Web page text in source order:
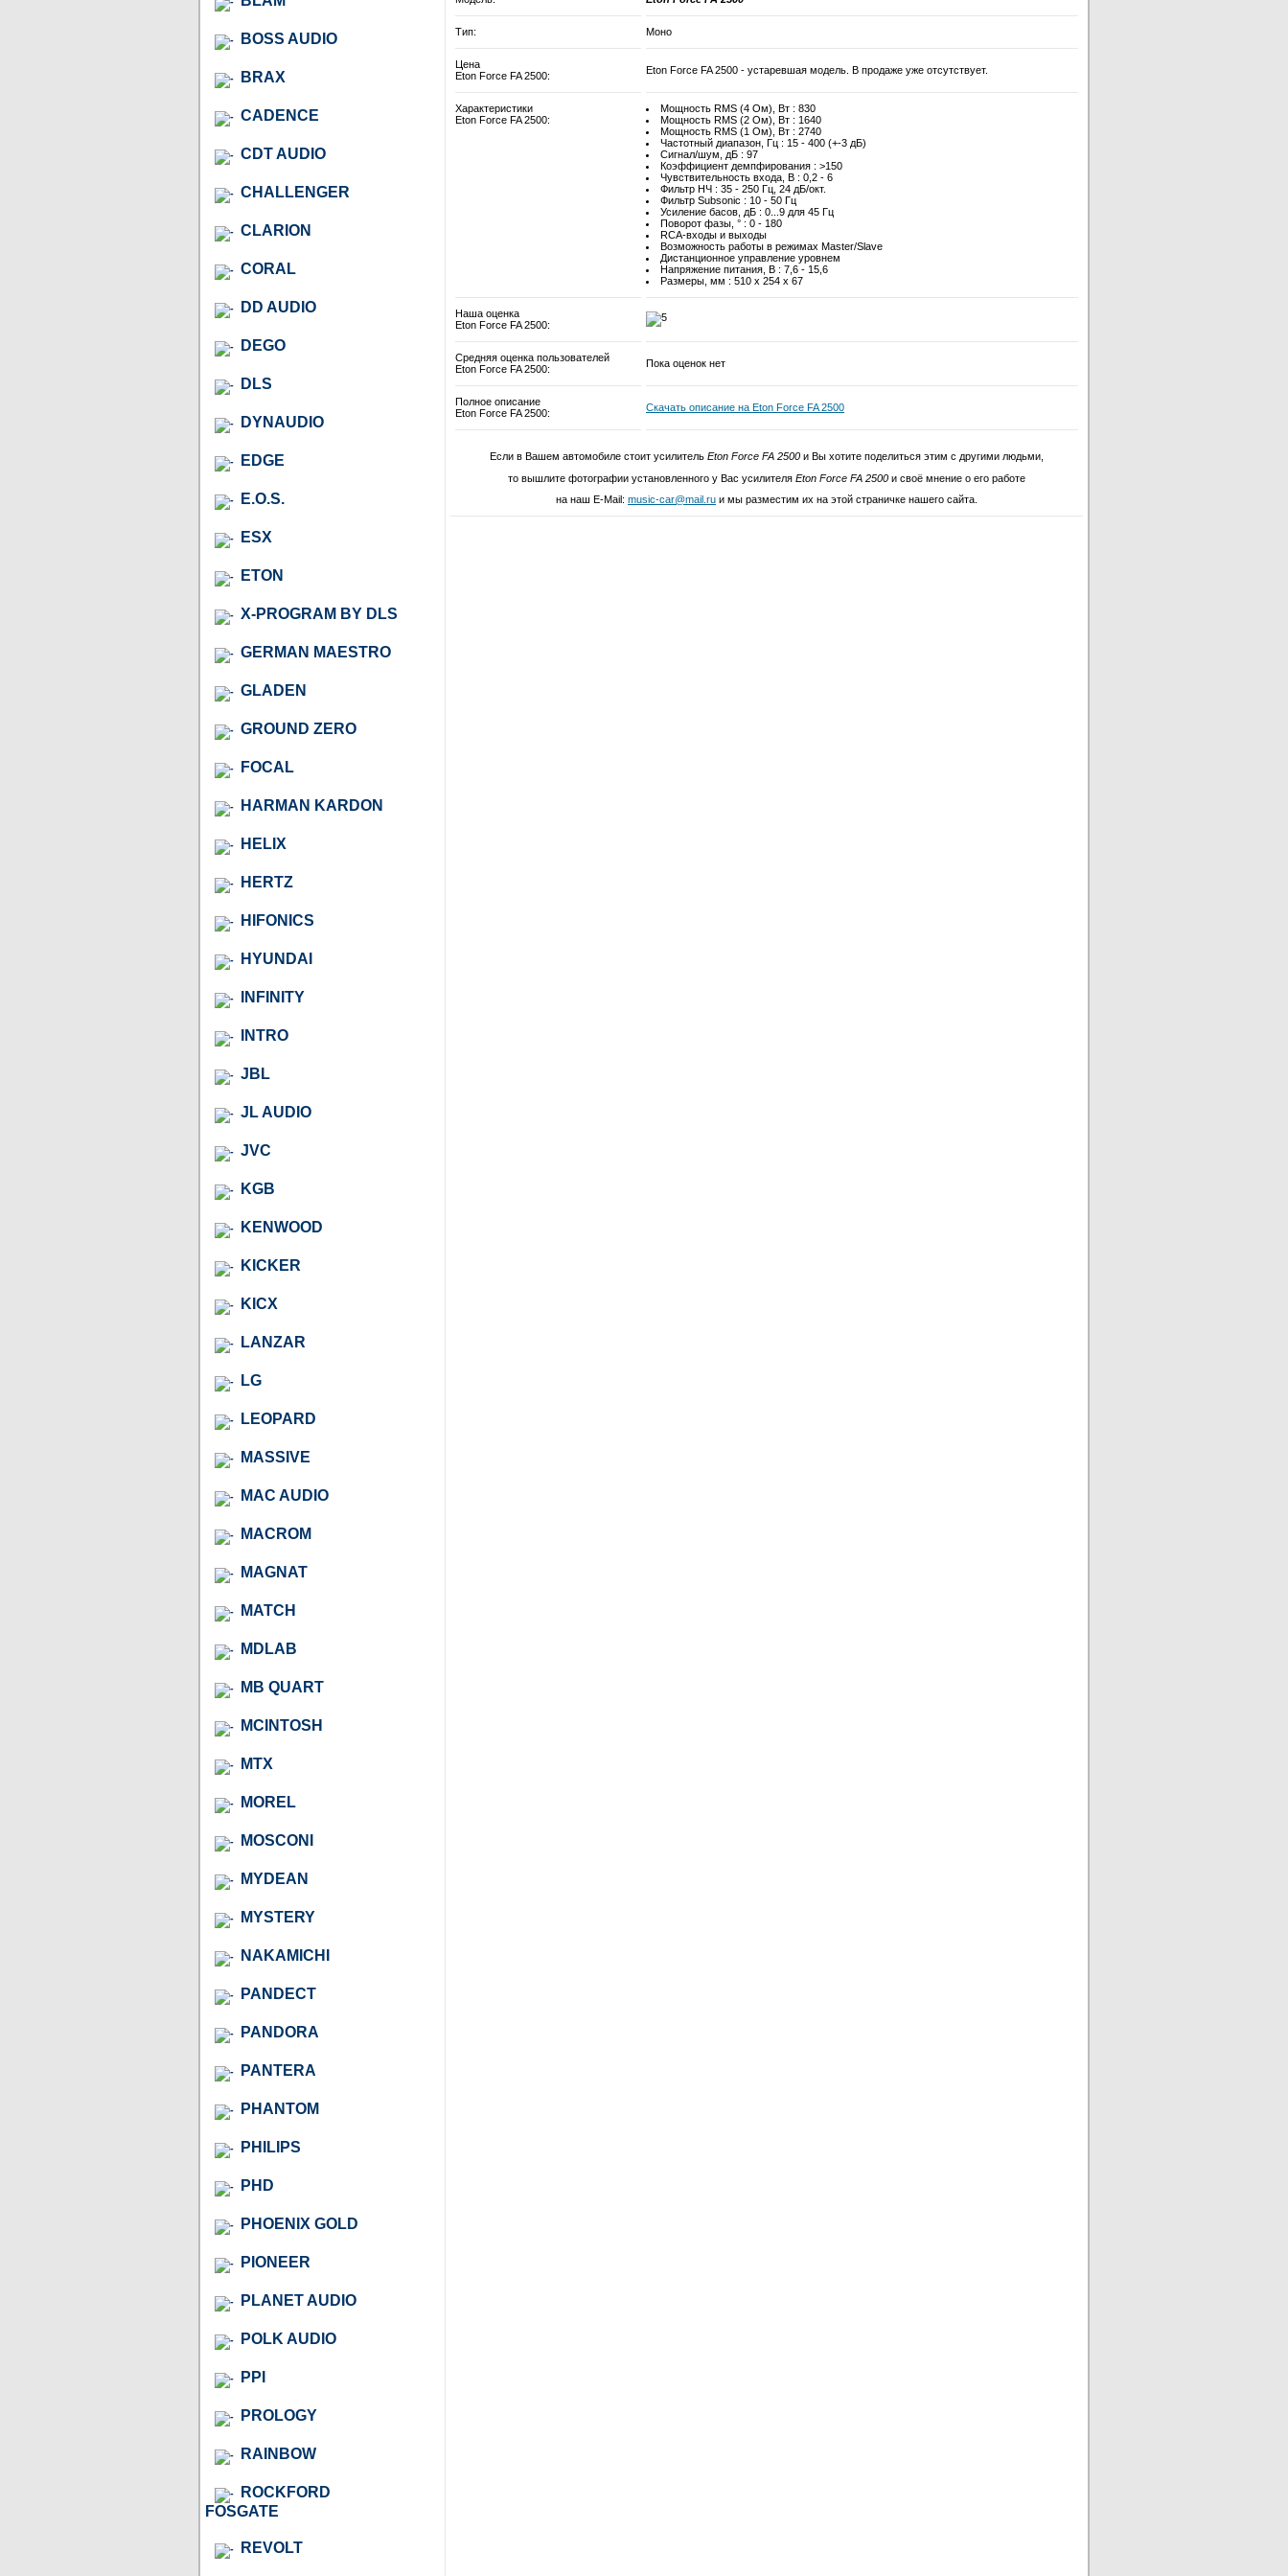
BOSS AUDIO
BRAX
CADENCE
CDT AUDIO
CHALLENGER
CLARION
CORAL
DD AUDIO
DEGO
DLS
DYNAUDIO
EDGE
E.O.S.
ESX
ETON
X-PROGRAM BY DLS
GERMAN MAESTRO
GLADEN
GROUND ZERO
FOCAL
HARMAN KARDON
HELIX
HERTZ
HIFONICS
HYUNDAI
INFINITY
INTRO
JBL
JL AUDIO
JVC
KGB
KENWOOD
KICKER
KICX
LANZAR
LG
LEOPARD
MASSIVE
MAC AUDIO
MACROM
MAGNAT
MATCH
MDLAB
MB QUART
MCINTOSH
MTX
MOREL
MOSCONI
MYDEAN
MYSTERY
NAKAMICHI
PANDECT
PANDORA
PANTERA
PHANTOM
PHILIPS
PHD
PHOENIX GOLD
PIONEER
PLANET AUDIO
POLK AUDIO
PPI
PROLOGY
RAINBOW
ROCKFORD
FOSGATE
REVOLT
Тип: Моно
Цена
Eton Force FA 2500:
Eton Force FA 2500 - устаревшая модель. В продаже уже отсутствует.
Характеристики
Eton Force FA 2500:
Мощность RMS (4 Ом), Вт : 830
Мощность RMS (2 Ом), Вт : 1640
Мощность RMS (1 Ом), Вт : 2740
Частотный диапазон, Гц : 15 - 400 (+-3 дБ)
Сигнал/шум, дБ : 97
Коэффициент демпфирования : >150
Чувствительность входа, В : 0,2 - 6
Фильтр НЧ : 35 - 250 Гц, 24 дБ/окт.
Фильтр Subsonic : 10 - 50 Гц
Усиление басов, дБ : 0...9 для 45 Гц
Поворот фазы, ° : 0 - 180
RCA-входы и выходы
Возможность работы в режимах Master/Slave
Дистанционное управление уровнем
Напряжение питания, В : 7,6 - 15,6
Размеры, мм : 510 x 254 x 67
Наша оценка
Eton Force FA 2500:
Средняя оценка пользователей
Eton Force FA 2500:
Пока оценок нет
Полное описание
Eton Force FA 2500:
Скачать описание на Eton Force FA 2500
Если в Вашем автомобиле стоит усилитель Eton Force FA 2500 и Вы хотите поделиться этим с другими людьми,
то вышлите фотографии установленного у Вас усилителя Eton Force FA 2500 и своё мнение о его работе
на наш E-Mail: music-car@mail.ru и мы разместим их на этой страничке нашего сайта.